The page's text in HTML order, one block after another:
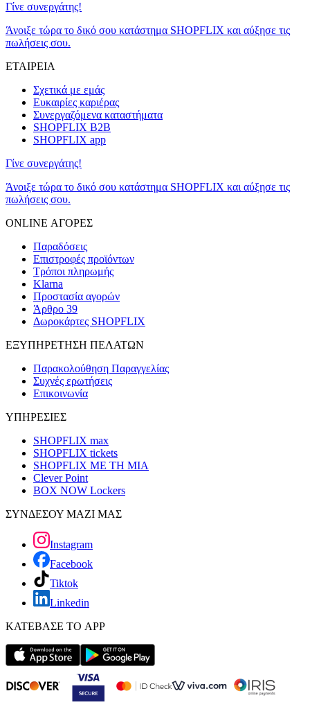
Γίνε συνεργάτης!
Άνοιξε τώρα το δικό σου κατάστημα SHOPFLIX και αύξησε τις
πωλήσεις σου.
ΕΤΑΙΡΕΙΑ
Σχετικά με εμάς
Ευκαιρίες καριέρας
Συνεργαζόμενα καταστήματα
SHOPFLIX B2B
SHOPFLIX app
Γίνε συνεργάτης!
Άνοιξε τώρα το δικό σου κατάστημα SHOPFLIX και αύξησε τις
πωλήσεις σου.
ONLINE ΑΓΟΡΕΣ
Παραδόσεις
Επιστροφές προϊόντων
Τρόποι πληρωμής
Klarna
Προστασία αγορών
Άρθρο 39
Δωροκάρτες SHOPFLIX
ΕΞΥΠΗΡΕΤΗΣΗ ΠΕΛΑΤΩΝ
Παρακολούθηση Παραγγελίας
Συχνές ερωτήσεις
Επικοινωνία
ΥΠΗΡΕΣΙΕΣ
SHOPFLIX max
SHOPFLIX tickets
SHOPFLIX ΜΕ ΤΗ ΜΙΑ
Clever Point
BOX NOW Lockers
ΣΥΝΔΕΣΟΥ ΜΑΖΙ ΜΑΣ
Instagram
Facebook
Tiktok
Linkedin
ΚΑΤΕΒΑΣΕ ΤΟ APP